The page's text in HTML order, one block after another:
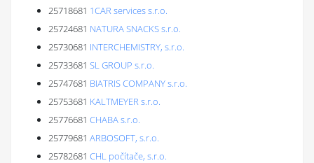
25718681 1CAR services s.r.o.
25724681 NATURA SNACKS s.r.o.
25730681 INTERCHEMISTRY, s.r.o.
25733681 SL GROUP s.r.o.
25747681 BIATRIS COMPANY s.r.o.
25753681 KALTMEYER s.r.o.
25776681 CHABA s.r.o.
25779681 ARBOSOFT, s.r.o.
25782681 CHL počítače, s.r.o.